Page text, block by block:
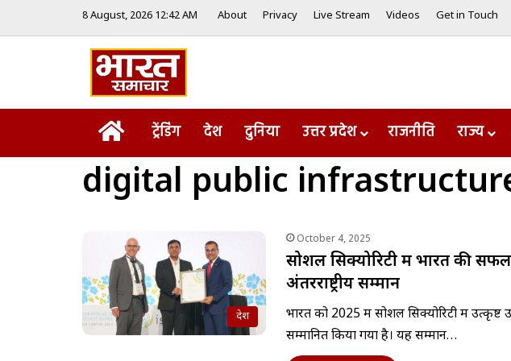
8 August, 2026 12:42 AM About Privacy Live Stream Videos Get in Touch
Homeट्रेंडिंग देश दुनिया उत्तर प्रदेश राजनीति राज्य
digital public
देश
October 4, 2025
सोशल सिक्योरिटी में भारत की
अंतरराष्ट्रीय सम्मान
भारत को 2025 में सोशल सिक्योरिटी में उत्कृष्ट
सम्मानित किया गया है। यह सम्मान…